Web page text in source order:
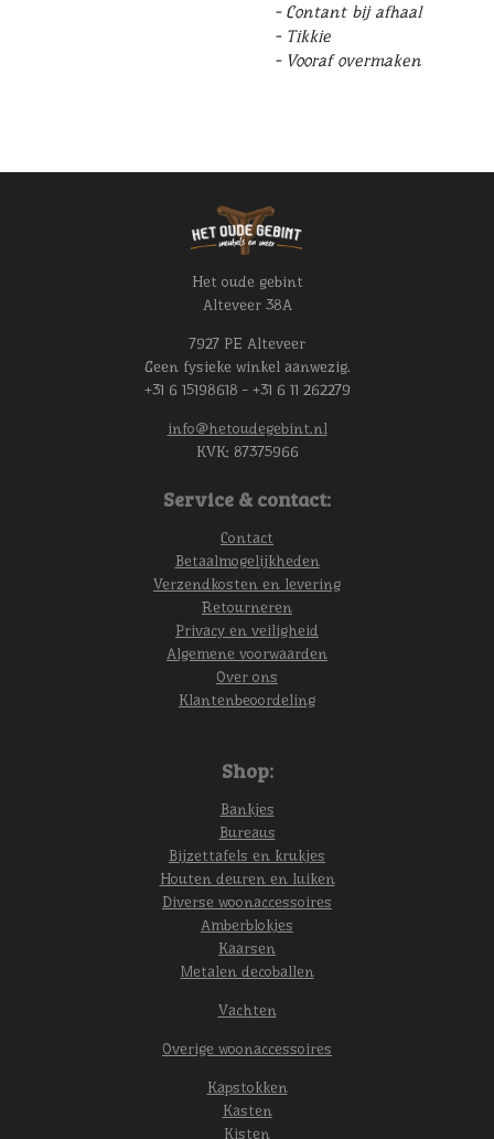
- Contant bij afhaal
- Tikkie
- Vooraf overmaken
Het oude gebint
Alteveer 38A
7927 PE Alteveer
Geen fysieke winkel aanwezig.
+31 6 15198618 - +31 6 11 262279
info@hetoudegebint.nl
KVK: 87375966
Service & contact:
Contact
Betaalmogelijkheden
Verzendkosten en levering
Retourneren
Privacy en veiligheid
Algemene voorwaarden
Over ons
Klantenbeoordeling
Shop:
Bankjes
Bureaus
Bijzettafels en krukjes
Houten deuren en luiken
Diverse woonaccessoires
Amberblokjes
Kaarsen
Metalen decoballen
Vachten
Overige woonaccessoires
Kapstokken
Kasten
Kisten